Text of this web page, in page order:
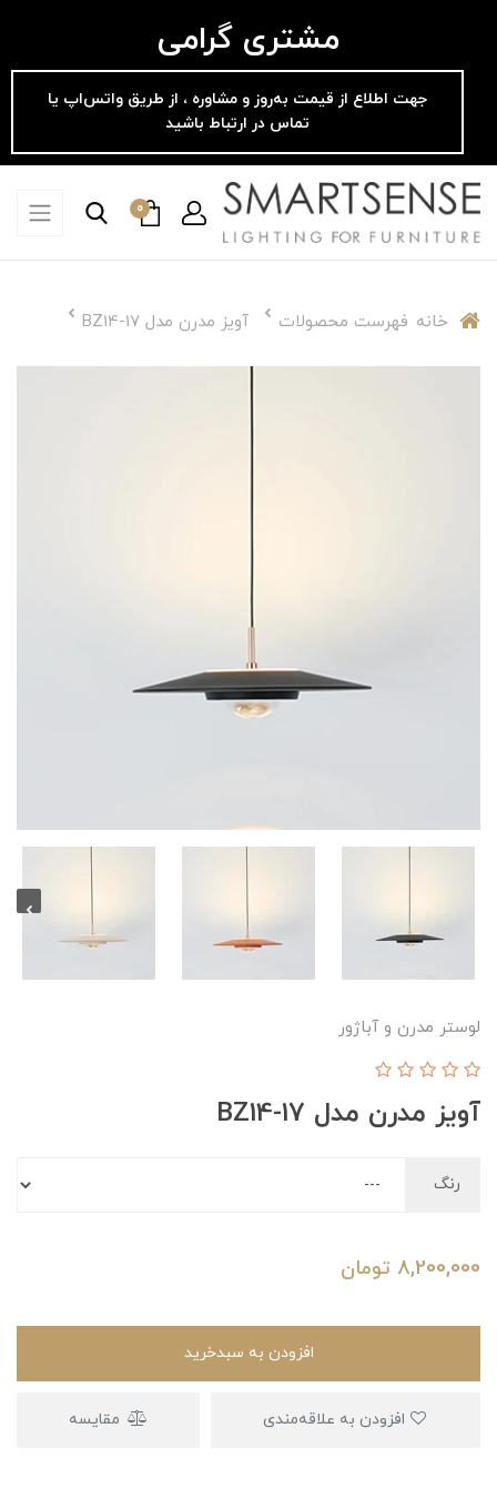
مشتری گرامی
جهت اطلاع از قیمت به‌روز و مشاوره ، از طریق واتس‌اپ یا
تماس در ارتباط باشید
0
خانه فهرست محصولات آویز مدرن مدل BZ14-17
لوستر مدرن و آباژور
آویز مدرن مدل BZ14-17
رنگ
8,200,000 تومان
افزودن به سبدخرید
مقایسه